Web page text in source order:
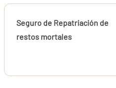
Seguro de Repatriación de
restos mortales